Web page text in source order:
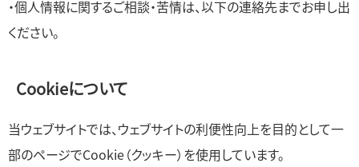
・個人情報に関するご相談・苦情は、以下の連絡先までお申し出
ください。
Cookieについて
当ウェブサイトでは、ウェブサイトの利便性向上を目的として一
部のページでCookie（クッキー）を使用しています。